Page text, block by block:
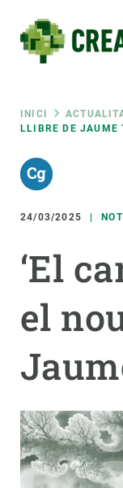
contingut
Fil
INICI
LLIBRE DE JAUME
24/03/2025
‘El
el
RRSS
INTRANET
menu
CIÈNCIA EN ACCIÓ
UNEIX-TE A
NOTÍCIES I AGENDA